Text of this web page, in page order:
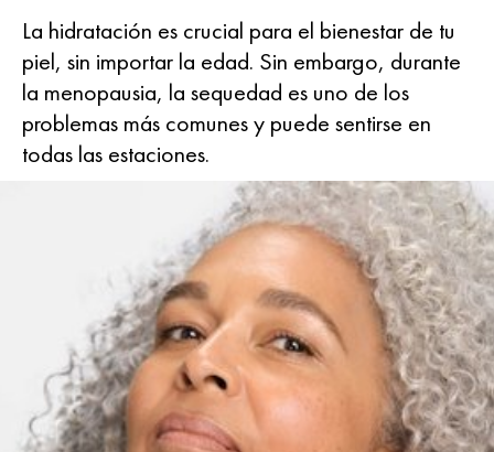
La hidratación es crucial para el bienestar de tu
piel, sin importar la edad. Sin embargo, durante
la menopausia, la sequedad es uno de los
problemas más comunes y puede sentirse en
todas las estaciones.